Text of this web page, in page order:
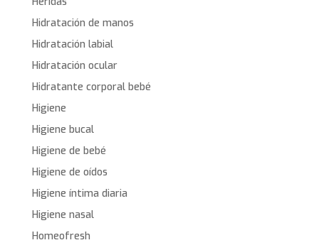
Hidratación de manos
Hidratación labial
Hidratación ocular
Hidratante corporal bebé
Higiene
Higiene bucal
Higiene de bebé
Higiene de oídos
Higiene íntima diaria
Higiene nasal
Homeofresh